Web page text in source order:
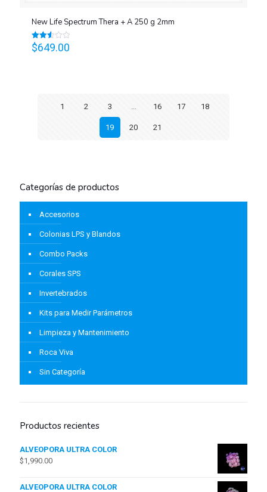
New Life Spectrum Thera + A 250 g 2mm
Valorado
en
$649.00
1 2 3 16 17 18
19 20 21
Categorías de productos
Accesorios
Colonias LPS y Blandos
Combo Packs
Corales SPS
Invertebrados
Kits para Medir Parámetros
Limpieza y Mantenimiento
Roca Viva
Sin Categoría
Productos recientes
ALVEOPORA ULTRA COLOR
$1,990.00
ALVEOPORA ULTRA COLOR